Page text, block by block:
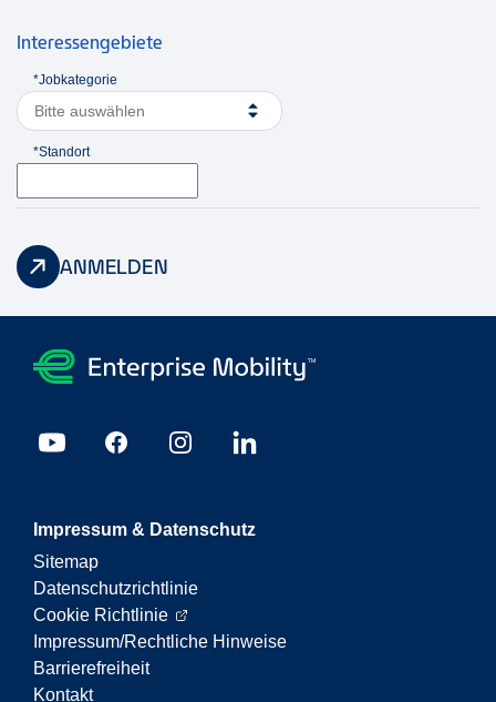
Interessengebiete
*Jobkategorie
Bitte auswählen
*Standort
ANMELDEN
Impressum & Datenschutz
Sitemap
Datenschutzrichtlinie
Cookie Richtlinie
Impressum/Rechtliche Hinweise
Barrierefreiheit
Kontakt